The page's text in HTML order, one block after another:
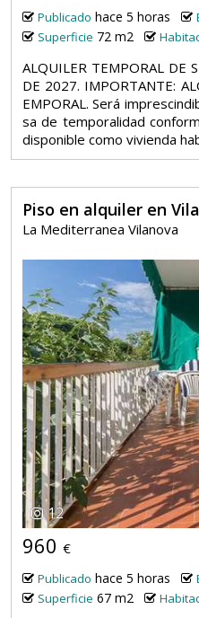
Publicado hace 5 horas
Superficie 72 m2
ALQUILER TEMPORAL DE
DE 2027. IMPORTANTE:
EMPORAL. Será
sa de temporalidad
disponible como vivienda
Piso en alquiler en
La Mediterranea Vilanova
12
960 €
Publicado hace 5 horas
Superficie 67 m2